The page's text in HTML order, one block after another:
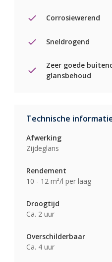
Corrosiewerend
Sneldrogend
Zeer goede
glansbehoud
Technische
Afwerking
Zijdeglans
Rendement
10 - 12 m²/l per laag
Droogtijd
Ca. 2 uur
Overschilderbaar
Ca. 4 uur